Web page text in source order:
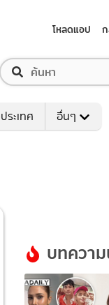
โหลดแอป
ระเทศ อื่นๆ
บทควา